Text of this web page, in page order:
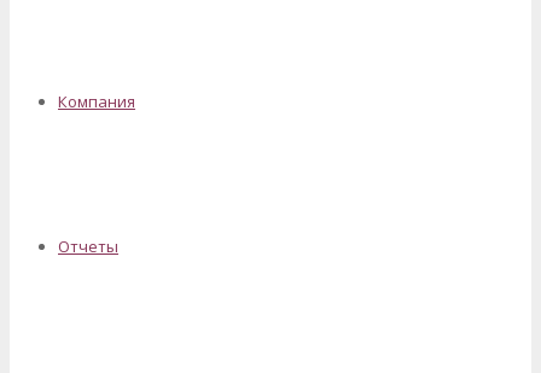
Компания
Отчеты